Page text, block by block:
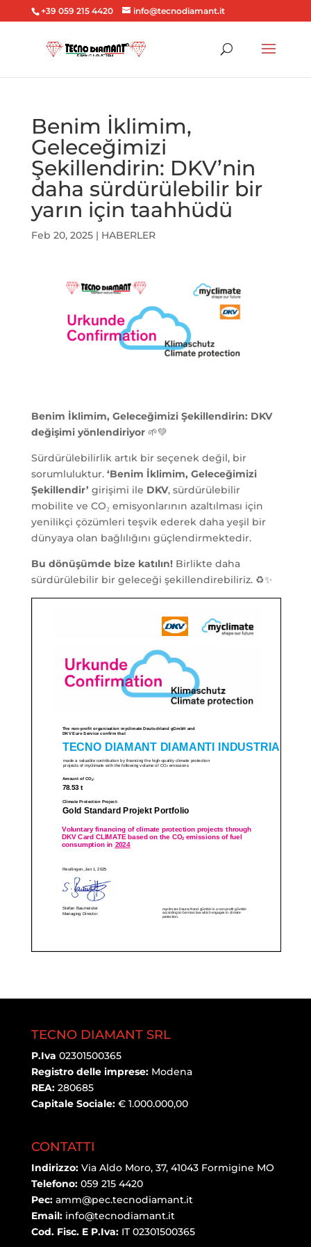
+39 059 215 4420 info@tecnodiamant.it
Benim İklimim,
Geleceğimizi
Şekillendirin: DKV’nin
daha sürdürülebilir bir
yarın için taahhüdü
Feb 20, 2025| HABERLER
Benim İklimim, Geleceğimizi Şekillendirin: DKV
değişimi yönlendiriyor🌱💚
Sürdürülebilirlik artık bir seçenek değil, bir
sorumluluktur. ‘Benim İklimim, Geleceğimizi
Şekillendir’ girişimi ile DKV, sürdürülebilir
mobilite ve CO₂ emisyonlarının azaltılması için
yenilikçi çözümleri teşvik ederek daha yeşil bir
dünyaya olan bağlılığını güçlendirmektedir.
Bu dönüşümde bize katılın!Birlikte daha
sürdürülebilir bir geleceği şekillendirebiliriz. ♻️✨
TECNO DIAMANT SRL
P.Iva 02301500365
Registro delle imprese:Modena
REA:280685
Capitale Sociale: € 1.000.000,00
CONTATTI
Indirizzo: Via Aldo Moro, 37, 41043 Formigine MO
Telefono: 059 215 4420
Pec: amm@pec.tecnodiamant.it
Email: info@tecnodiamant.it
Cod. Fisc. E P.Iva:IT 02301500365